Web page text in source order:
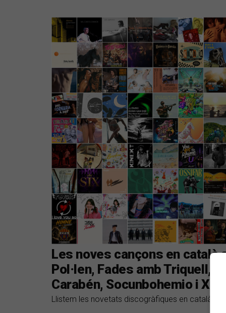
Les noves cançons en català
Pol·len, Fades amb Triquell,
Carabén, Socunbohemio i
Llistem les novetats discogràfiques en català